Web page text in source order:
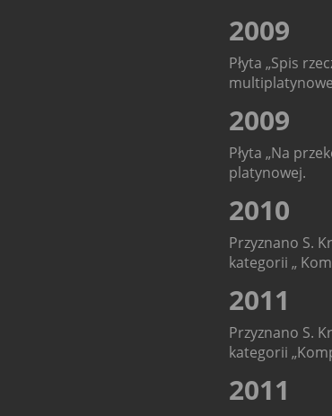
2009
Płyta „Spis
2009
Płyta „Na
platynowej.
2010
Przyznano S.
kategorii „
2011
Przyznano S.
kategorii
2011